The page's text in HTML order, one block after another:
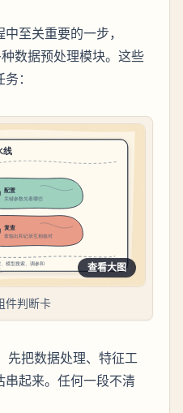
至关重要的一步，
数据预处理模块。这些
：
查看大图
件判断卡
先把数据处理、特征工
起来。任何一段不清